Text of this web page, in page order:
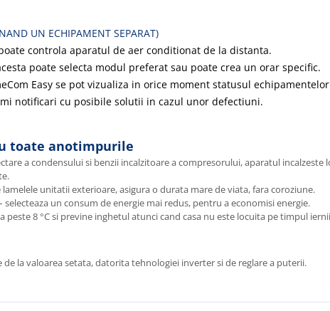
UN ECHIPAMENT SEPARAT)
controla aparatul de aer conditionat de la distanta.
poate selecta modul preferat sau poate crea un orar specific.
Easy se pot vizualiza in orice moment statusul echipamentelor
notificari cu posibile solutii in cazul unor defectiuni.
toate anotimpurile
a condensului si benzii incalzitoare a compresorului, aparatul incalzeste
unitatii exterioare, asigura o durata mare de viata, fara coroziune.
un consum de energie mai redus, pentru a economisi energie.
8 °C si previne inghetul atunci cand casa nu este locuita pe timpul
de la valoarea setata, datorita tehnologiei inverter si de reglare a puterii.